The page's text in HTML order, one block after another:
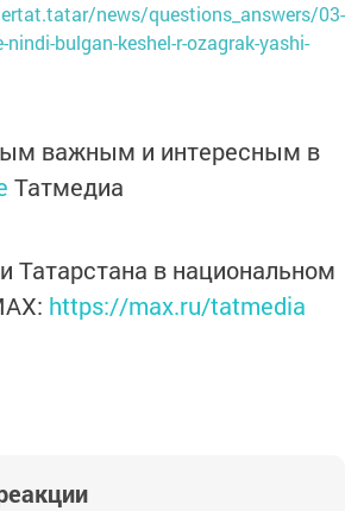
news/questions_answers/03-
bulgan-keshel-r-ozagrak-yashi-
важным и интересным в
Татмедиа
Татарстана в национальном
https://max.ru/tatmedia